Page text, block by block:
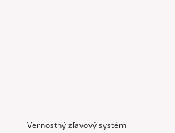
Vernostný zľavový systém